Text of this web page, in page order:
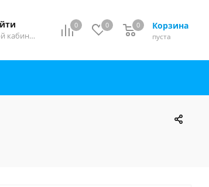
0 0 Корзина
0
пуста
0
Мой кабинет